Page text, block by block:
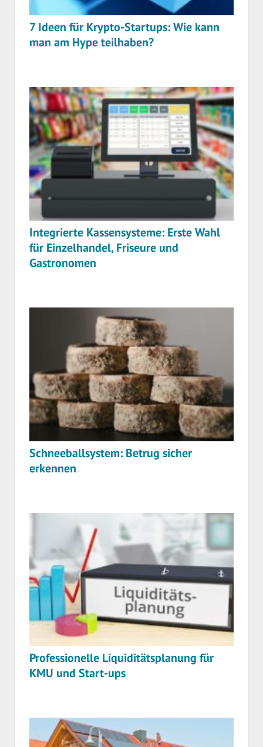
7 Ideen für Krypto-Startups: Wie kann
man am Hype teilhaben?
Integrierte Kassensysteme: Erste Wahl
für Einzelhandel, Friseure und
Gastronomen
Schneeballsystem: Betrug sicher
erkennen
Professionelle Liquiditätsplanung für
KMU und Start-ups